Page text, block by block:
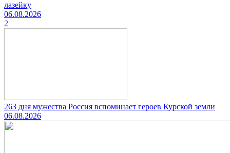
лазейку
06.08.2026
2
263 дня мужества Россия вспоминает героев Курской земли
06.08.2026